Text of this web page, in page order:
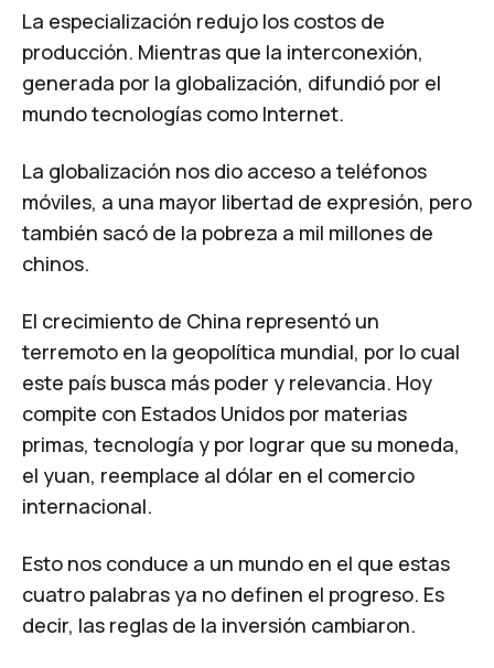
La especialización redujo los costos de
producción. Mientras que la interconexión,
generada por la globalización, difundió por el
mundo tecnologías como Internet.
La globalización nos dio acceso a teléfonos
móviles, a una mayor libertad de expresión, pero
también sacó de la pobreza a mil millones de
chinos.
El crecimiento de China representó un
terremoto en la geopolítica mundial, por lo cual
este país busca más poder y relevancia. Hoy
compite con Estados Unidos por materias
primas, tecnología y por lograr que su moneda,
el yuan, reemplace al dólar en el comercio
internacional.
Esto nos conduce a un mundo en el que estas
cuatro palabras ya no definen el progreso. Es
decir, las reglas de la inversión cambiaron.